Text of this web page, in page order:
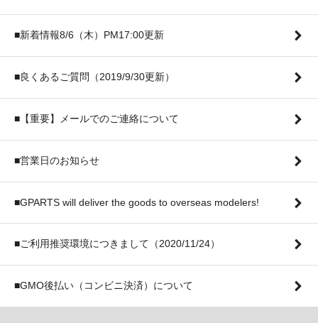
■新着情報8/6（木）PM17:00更新
■良くあるご質問（2019/9/30更新）
■【重要】メールでのご連絡について
■営業日のお知らせ
■GPARTS will deliver the goods to overseas modelers!
■ご利用推奨環境につきまして（2020/11/24）
■GMO後払い（コンビニ決済）について